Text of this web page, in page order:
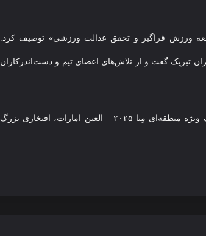
ورزش فراگیر و تحقق عدالت ورزشی» توصیف کرد.
تبریک گفت و از تلاش‌های اعضای تیم و دست‌اندرکاران
کاروان سوارکاران ایران با کسب ۹ مدال خوش‌رنگ (۵ طلا و ۴ نقره) در المپیک ویژه منطقه‌ای مِنا ۲۰۲۵ – العین امارات، افتخاری بزرگ